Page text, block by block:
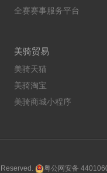
全赛赛事服务平台
美骑贸易
美骑天猫
美骑淘宝
美骑商城小程序
粤公网安备